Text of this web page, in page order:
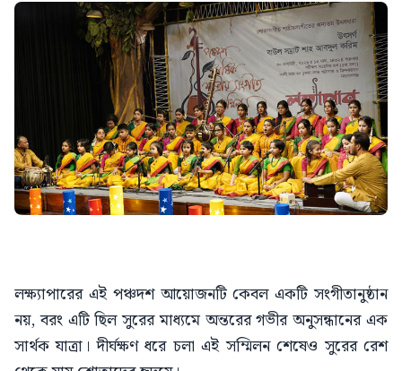
লক্ষ্যাপারের এই পঞ্চদশ আয়োজনটি কেবল একটি সংগীতানুষ্ঠান
নয়, বরং এটি ছিল সুরের মাধ্যমে অন্তরের গভীর অনুসন্ধানের এক
সার্থক যাত্রা। দীর্ঘক্ষণ ধরে চলা এই সম্মিলন শেষেও সুরের রেশ